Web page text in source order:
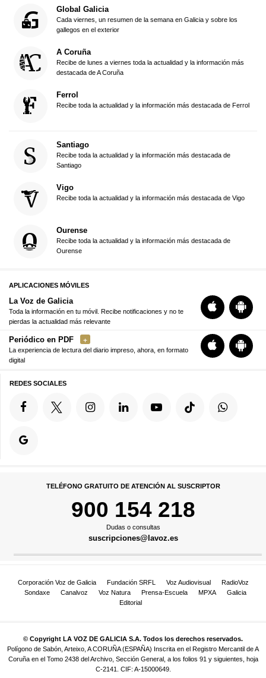
Global Galicia
Cada viernes, un resumen de la semana en Galicia y sobre los
gallegos en el exterior
A Coruña
Recibe de lunes a viernes toda la actualidad y la información más
destacada de A Coruña
Ferrol
Recibe toda la actualidad y la información más destacada de Ferrol
Santiago
Recibe toda la actualidad y la información más destacada de
Santiago
Vigo
Recibe toda la actualidad y la información más destacada de Vigo
Ourense
Recibe toda la actualidad y la información más destacada de
Ourense
APLICACIONES MÓVILES
La Voz de Galicia
Toda la información en tu móvil. Recibe notificaciones y no te
pierdas la actualidad más relevante
Periódico en PDF
La experiencia de lectura del diario impreso, ahora, en formato
digital
REDES SOCIALES
TELÉFONO GRATUITO DE ATENCIÓN AL SUSCRIPTOR
900 154 218
Dudas o consultas
suscripciones@lavoz.es
Corporación Voz de Galicia Fundación SRFL Voz Audiovisual
RadioVoz
Sondaxe
Canalvoz Voz Natura Prensa-Escuela MPXA
Galicia
Editorial
© Copyright LA VOZ DE GALICIA S.A. Todos los derechos reservados.
Polígono de Sabón, Arteixo, A CORUÑA (ESPAÑA) Inscrita en el Registro Mercantil de A
Coruña en el Tomo 2438 del Archivo, Sección General, a los folios 91 y siguientes, hoja
C-2141. CIF: A-15000649.